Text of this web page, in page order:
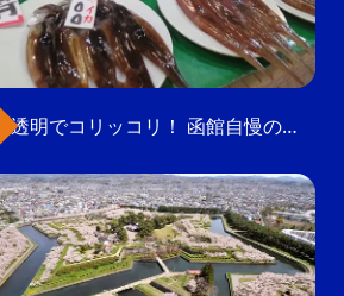
透明でコリッコリ！ 函館自慢のいかをどうぞ